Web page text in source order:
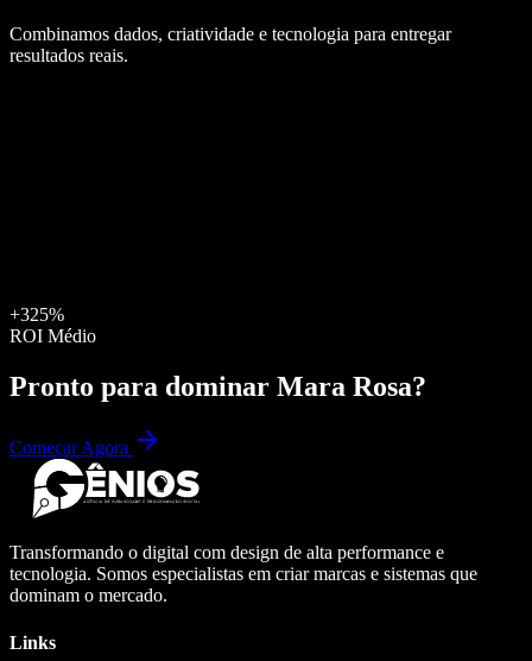
Combinamos dados, criatividade e tecnologia para entregar
resultados reais.
+325%
ROI Médio
Pronto para dominar Mara Rosa?
Começar Agora
Transformando o digital com design de alta performance e
tecnologia. Somos especialistas em criar marcas e sistemas que
dominam o mercado.
Links